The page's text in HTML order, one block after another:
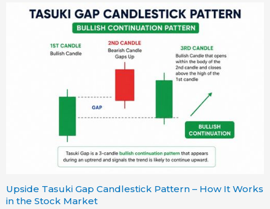
Upside Tasuki Gap Candlestick Pattern – How It Works
in the Stock Market